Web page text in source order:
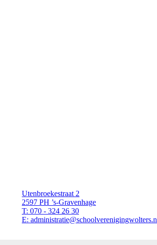
Utenbroekestraat 2
2597 PH ’s-Gravenhage
T: 070 - 324 26 30
E: